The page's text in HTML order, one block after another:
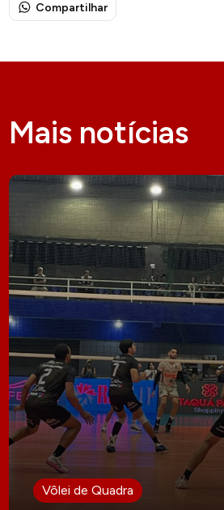
Compartilhar
Mais notícias
Vôlei de Quadra